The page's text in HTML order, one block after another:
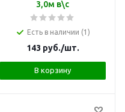
3,0м в\с
Есть в наличии (1)
143 руб./шт.
В корзину